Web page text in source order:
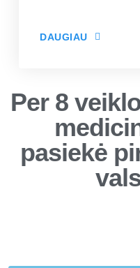
DAUGIAU
Per 8
pasiekė